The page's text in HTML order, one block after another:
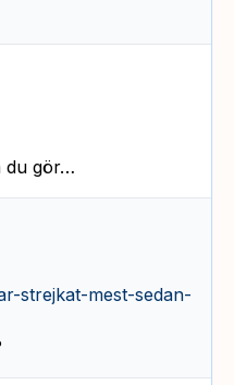
du gör…
strejkat-mest-sedan-